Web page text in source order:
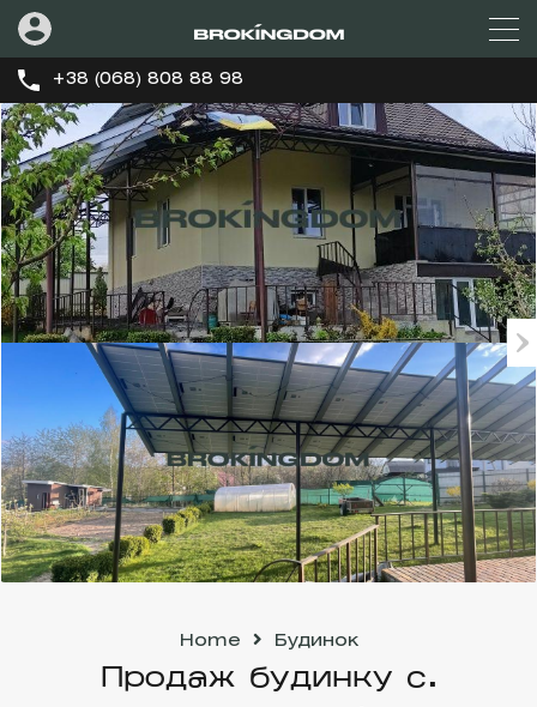
+38 (068) 808 88 98
Home Будинок
Продаж будинку с.